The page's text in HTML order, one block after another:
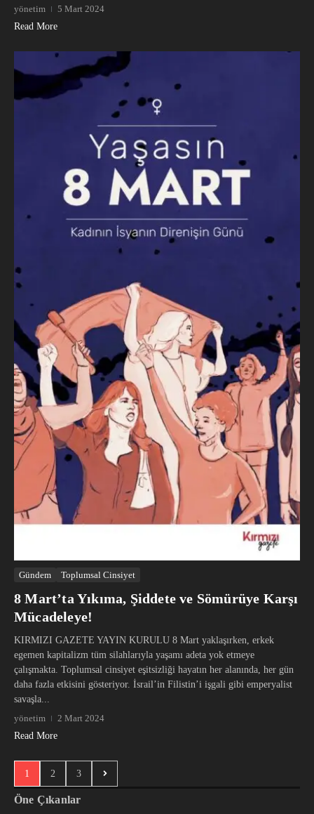
yönetim
5 Mart 2024
Read More
Gündem Toplumsal Cinsiyet
8 Mart’ta Yıkıma, Şiddete ve Sömürüye Karşı
Mücadeleye!
KIRMIZI GAZETE YAYIN KURULU 8 Mart yaklaşırken, erkek
egemen kapitalizm tüm silahlarıyla yaşamı adeta yok etmeye
çalışmakta. Toplumsal cinsiyet eşitsizliği hayatın her alanında, her gün
daha fazla etkisini gösteriyor. İsrail’in Filistin’i işgali gibi emperyalist
savaşla...
yönetim
2 Mart 2024
Read More
1 2 3
Öne Çıkanlar